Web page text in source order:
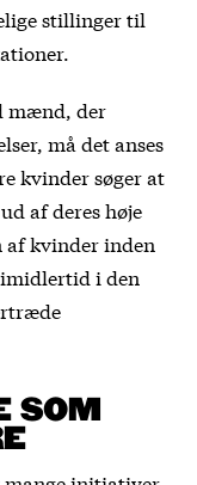
stillinger til
mænd, der
må det anses
kvinder søger at
af deres høje
af kvinder inden
i den
SOM